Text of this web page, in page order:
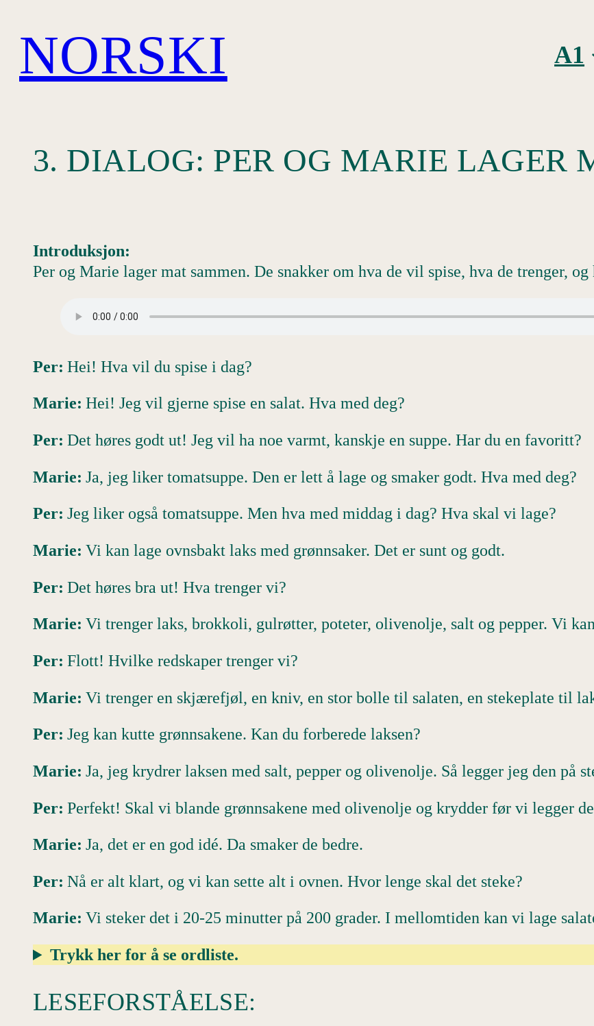
innhold
NORSKI A1
3. DIALOG: PER OG MARIE LAGER
Introduksjon:
Per og Marie lager mat sammen. De snakker om hva de vil spise, hva de trenger,
Per: Hei! Hva vil du spise i dag?
Marie: Hei! Jeg vil gjerne spise en salat. Hva med deg?
Per: Det høres godt ut! Jeg vil ha noe varmt, kanskje en suppe. Har du en favoritt?
Marie: Ja, jeg liker tomatsuppe. Den er lett å lage og smaker godt. Hva med deg?
Per: Jeg liker også tomatsuppe. Men hva med middag i dag? Hva skal vi lage?
Marie: Vi kan lage ovnsbakt laks med grønnsaker. Det er sunt og godt.
Per: Det høres bra ut! Hva trenger vi?
Marie: Vi trenger laks, brokkoli, gulrøtter, poteter, olivenolje, salt og pepper. Vi
Per: Flott! Hvilke redskaper trenger vi?
Marie: Vi trenger en skjærefjøl, en kniv, en stor bolle til salaten, en stekeplate til
Per: Jeg kan kutte grønnsakene. Kan du forberede laksen?
Marie: Ja, jeg krydrer laksen med salt, pepper og olivenolje. Så legger jeg den på
Per: Perfekt! Skal vi blande grønnsakene med olivenolje og krydder før vi legger
Marie: Ja, det er en god idé. Da smaker de bedre.
Per: Nå er alt klart, og vi kan sette alt i ovnen. Hvor lenge skal det steke?
Marie: Vi steker det i 20-25 minutter på 200 grader. I mellomtiden kan vi lage
Trykk her for å se ordliste.
LESEFORSTÅELSE: